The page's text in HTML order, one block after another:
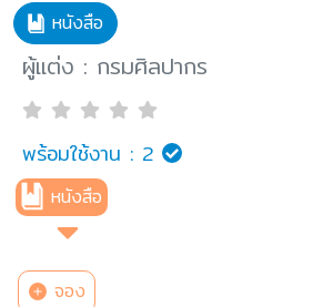
หนังสือ
ผู้แต่ง : กรมศิลปากร
พร้อมใช้งาน : 2
หนังสือ
จอง